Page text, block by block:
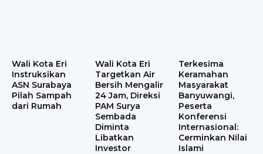
Wali Kota Eri
Instruksikan
ASN Surabaya
Pilah Sampah
dari Rumah
Wali Kota Eri
Targetkan Air
Bersih Mengalir
24 Jam, Direksi
PAM Surya
Sembada
Diminta
Libatkan
Investor
Terkesima
Keramahan
Masyarakat
Banyuwangi,
Peserta
Konferensi
Internasional:
Cerminkan Nilai
Islami